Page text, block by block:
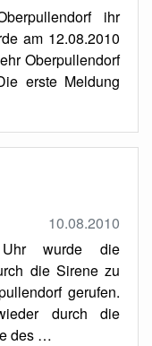
ihr
am 12.08.2010
Oberpullendorf
erste Meldung
10.08.2010
wurde die
die Sirene zu
gerufen.
durch die
des …